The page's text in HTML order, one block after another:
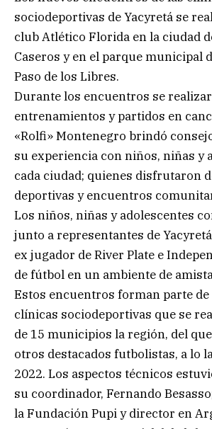
sociodeportivas de Yacyretá se
club Atlético Florida en la ciudad
Caseros y en el parque municipal
Paso de los Libres.
Durante los encuentros se
entrenamientos y partidos en
«Rolfi» Montenegro brindó
su experiencia con niños, niñas y
cada ciudad; quienes disfrutaron
deportivas y encuentros
Los niños, niñas y adolescentes
junto a representantes de
ex jugador de River Plate e
de fútbol en un ambiente de
Estos encuentros forman parte
clínicas sociodeportivas que se
de 15 municipios la región, del
otros destacados futbolistas, a lo
2022. Los aspectos técnicos
su coordinador, Fernando
la Fundación Pupi y director en